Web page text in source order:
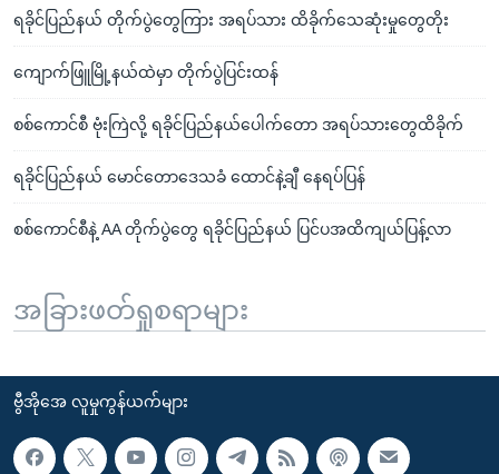
ရခိုင်ပြည်နယ် တိုက်ပွဲတွေကြား အရပ်သား ထိခိုက်သေဆုံးမှုတွေတိုး
ကျောက်ဖြူမြို့နယ်ထဲမှာ တိုက်ပွဲပြင်းထန်
စစ်ကောင်စီ ဗုံးကြဲလို့ ရခိုင်ပြည်နယ်ပေါက်တော အရပ်သားတွေထိခိုက်
ရခိုင်ပြည်နယ် မောင်တောဒေသခံ ထောင်နဲ့ချီ နေရပ်ပြန်
စစ်ကောင်စီနဲ့ AA တိုက်ပွဲတွေ ရခိုင်ပြည်နယ် ပြင်ပအထိကျယ်ပြန့်လာ
အခြားဖတ်ရှုစရာများ
ဗွီအိုအေ လူမှုကွန်ယက်များ